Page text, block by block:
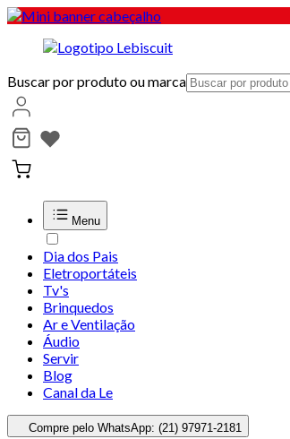
Buscar por produto ou marca
Menu
Dia dos Pais
Eletroportáteis
Tv's
Brinquedos
Ar e Ventilação
Áudio
Servir
Blog
Canal da Le
Compre pelo WhatsApp: (21) 97971-2181